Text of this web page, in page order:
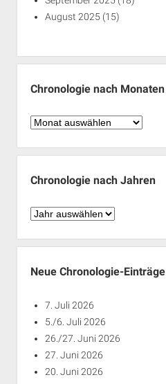
August 2025 (15)
Chronologie nach Monaten
Chronologie
Monaten
Chronologie nach Jahren
Chronologie
Jahren
Neue Chronologie-Einträge
7. Juli 2026
5./6. Juli 2026
26./27. Juni 2026
27. Juni 2026
20. Juni 2026